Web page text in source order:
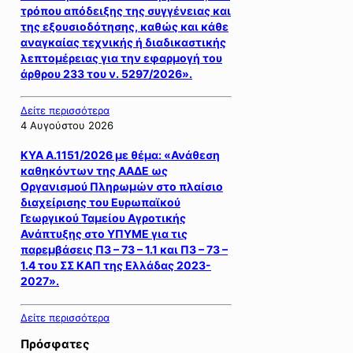
τρόπου απόδειξης της συγγένειας και
της εξουσιοδότησης, καθώς και κάθε
αναγκαίας τεχνικής ή διαδικαστικής
λεπτομέρειας για την εφαρμογή του
άρθρου 233 του ν. 5297/2026».
Δείτε περισσότερα
4 Αυγούστου 2026
ΚΥΑ Α.1151/2026 με θέμα: «Ανάθεση
καθηκόντων της ΑΑΔΕ ως
Οργανισμού Πληρωμών στο πλαίσιο
διαχείρισης του Ευρωπαϊκού
Γεωργικού Ταμείου Αγροτικής
Ανάπτυξης στο ΥΠΥΜΕ για τις
παρεμβάσεις Π3 – 73 – 1.1 και Π3 – 73 –
1.4 του ΣΣ ΚΑΠ της Ελλάδας 2023-
2027».
Δείτε περισσότερα
Πρόσφατες